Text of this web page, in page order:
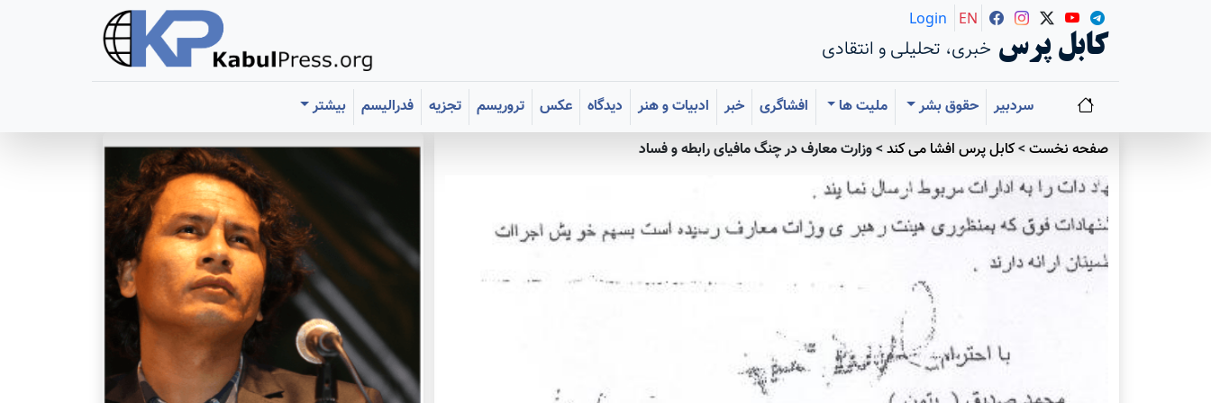
کابل پرس خبری، تحلیلی و انتقادی
Login EN
سردبیر حقوق بشر ملیت ها افشاگری خبر ادبیات و هنر دیدگاه عکس تروریسم تجزیه فدرالیسم
بیشتر
صفحه نخست>کابل پرس افشا می کند>وزارت معارف در چنگ مافیای رابطه و فساد